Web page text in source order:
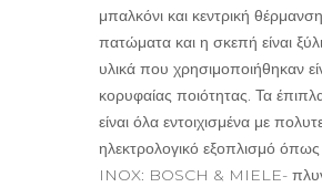
μπαλκόνι και κεντρική
πατώματα και η σκεπή είναι
υλικά που χρησιμοποιήθηκαν
κορυφαίας ποιότητας. Τα
είναι όλα εντοιχισμένα με
ηλεκτρολογικό εξοπλισμό όπως
INOX: BOSCH & MIELE-